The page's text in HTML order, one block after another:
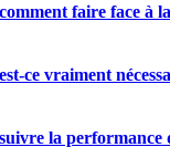
faire face à
ce vraiment
la performance